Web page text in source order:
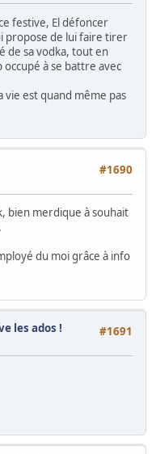
festive, El défoncer
propose de lui faire tirer
de sa vodka, tout en
à se battre avec
vie est quand même pas
#1690
bien merdique à souhait
du moi grâce à info
#1691
les ados !